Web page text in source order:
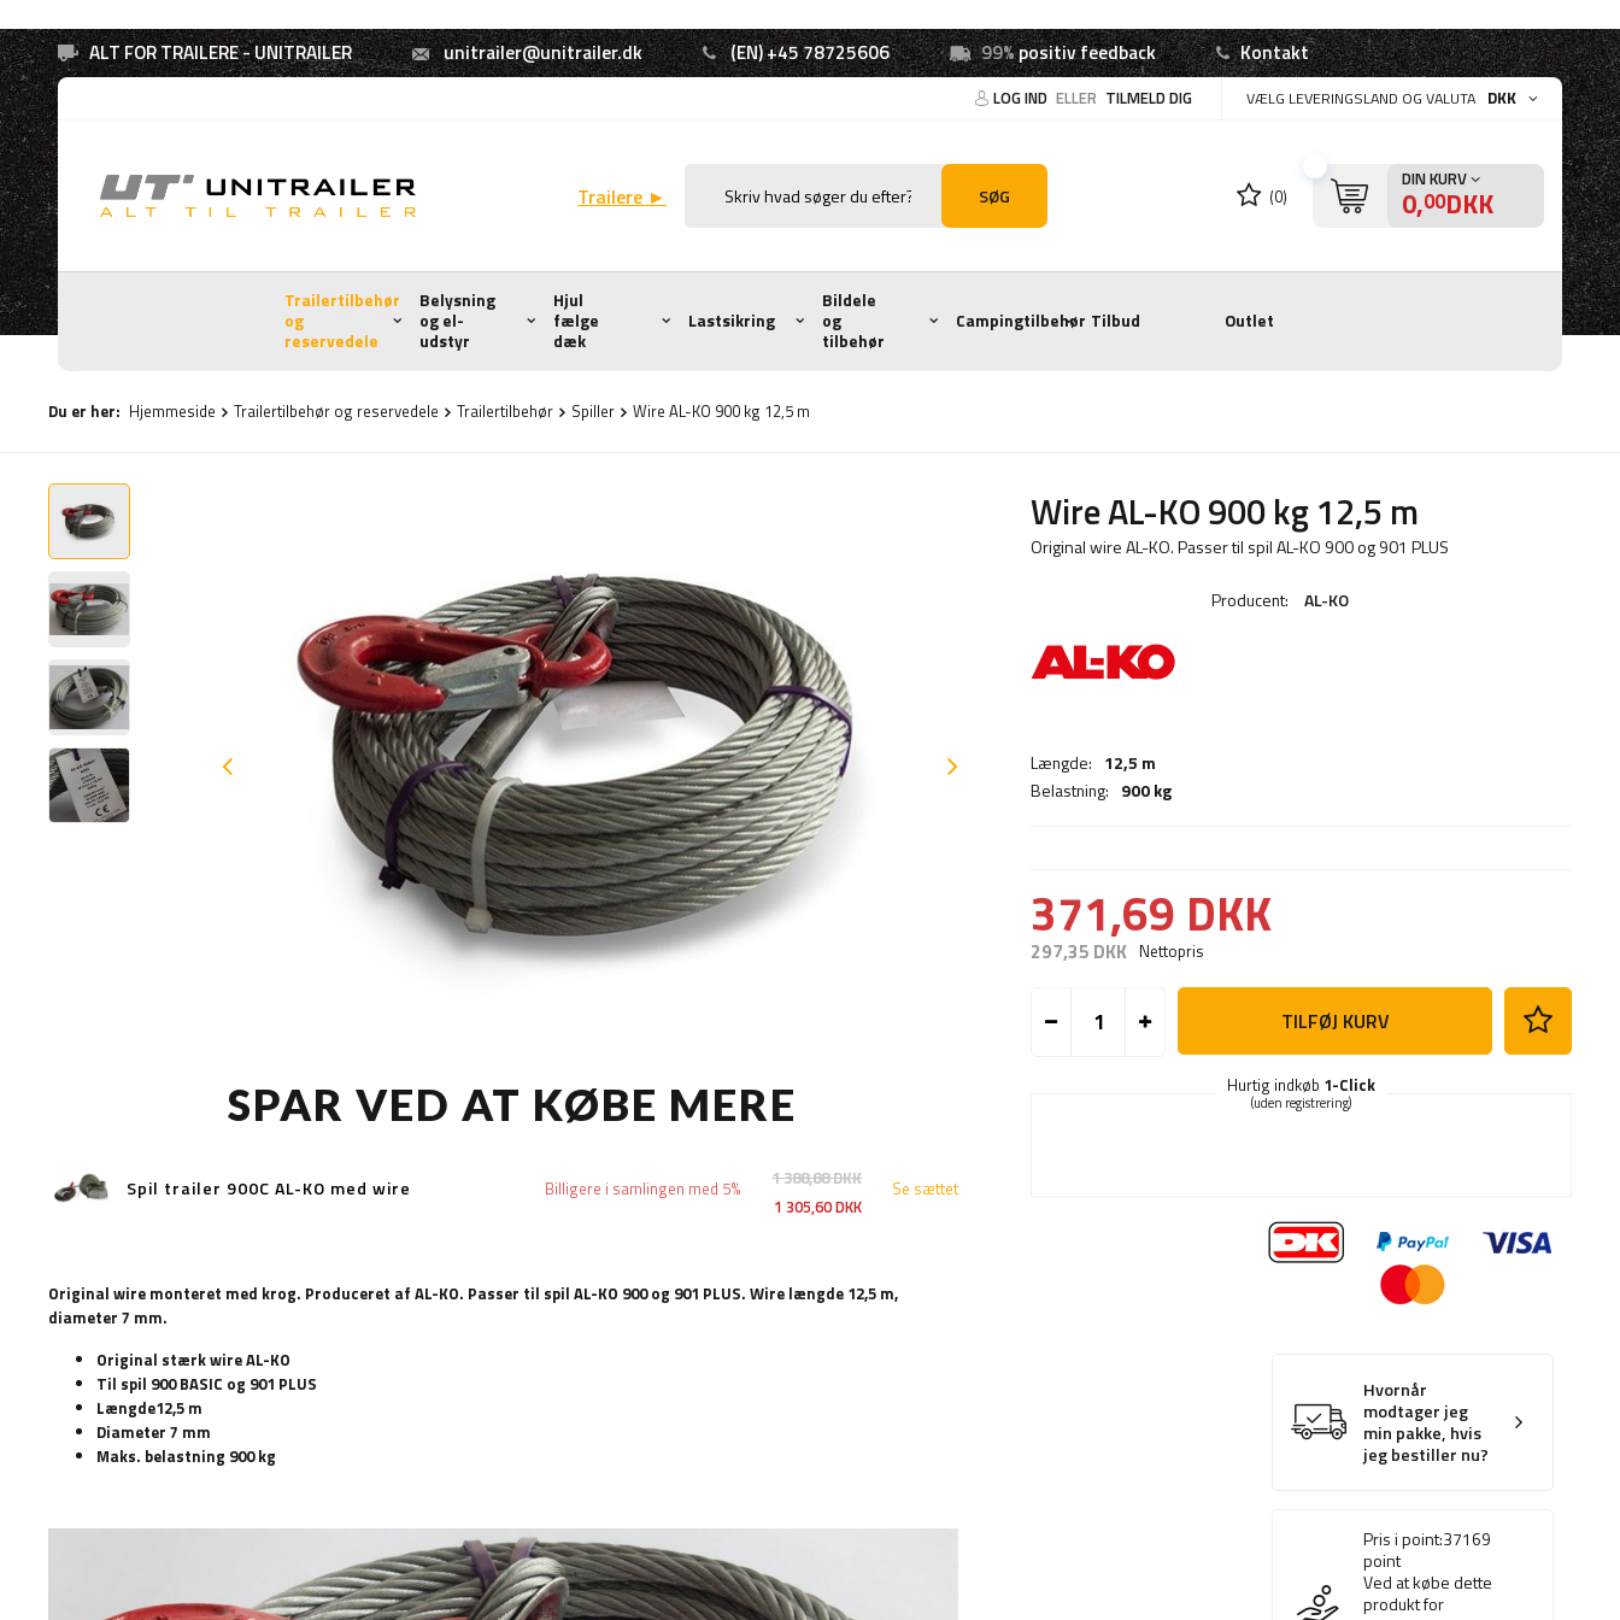
ALT FOR TRAILERE - UNITRAILER unitrailer@unitrailer.dk (EN) +45 78725606 99%positiv feedback Kontakt
LOG IND ELLER TILMELD DIG VÆLG LEVERINGSLAND OG VALUTA DKK
Trailere ► SØG (0)
DIN KURV
0,00DKK
Trailertilbehør
og
reservedele
Belysning
og el-
udstyr
Hjul
fælge
dæk
Lastsikring
Bildele
og
tilbehør
Campingtilbehør Tilbud Outlet
Du er her: Hjemmeside Trailertilbehør og reservedele Trailertilbehør Spiller Wire AL-KO 900 kg 12,5 m
Wire AL-KO 900 kg 12,5 m
Original wire AL-KO. Passer til spil AL-KO 900 og 901 PLUS
Producent: AL-KO
Længde: 12,5 m
Belastning: 900 kg
371,69 DKK
297,35 DKK Nettopris
TILFØJ KURV
Hurtig indkøb 1-Click
(uden registrering)
Hvornår
modtager jeg
min pakke, hvis
jeg bestiller nu?
Pris i point:37169
point
Ved at købe dette
produkt for
SPAR VED AT KØBE MERE
Spil trailer 900C AL-KO med wire
1 388,88 DKK
1 305,60 DKK
Billigere i samlingen med 5% Se sættet
Original wire monteret med krog. Produceret af AL-KO. Passer til spil AL-KO 900 og 901 PLUS. Wire længde 12,5 m,
diameter 7 mm.
Original stærk wire AL-KO
Til spil 900 BASIC og 901 PLUS
Længde12,5 m
Diameter 7 mm
Maks. belastning 900 kg